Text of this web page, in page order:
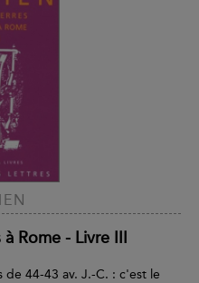
Rome - Livre III
de 44-43 av. J.-C. : c'est le